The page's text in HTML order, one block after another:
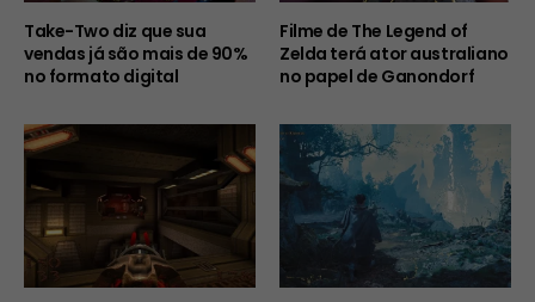
Take-Two diz que sua
vendas já são mais de 90%
no formato digital
Filme de The Legend of
Zelda terá ator australiano
no papel de Ganondorf